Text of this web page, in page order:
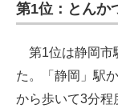
ITの今と未来を
スマホと通信の
進化するPCとデ
第1位：とんか
第1位は静岡市
た。「静岡」駅
から歩いて3分程